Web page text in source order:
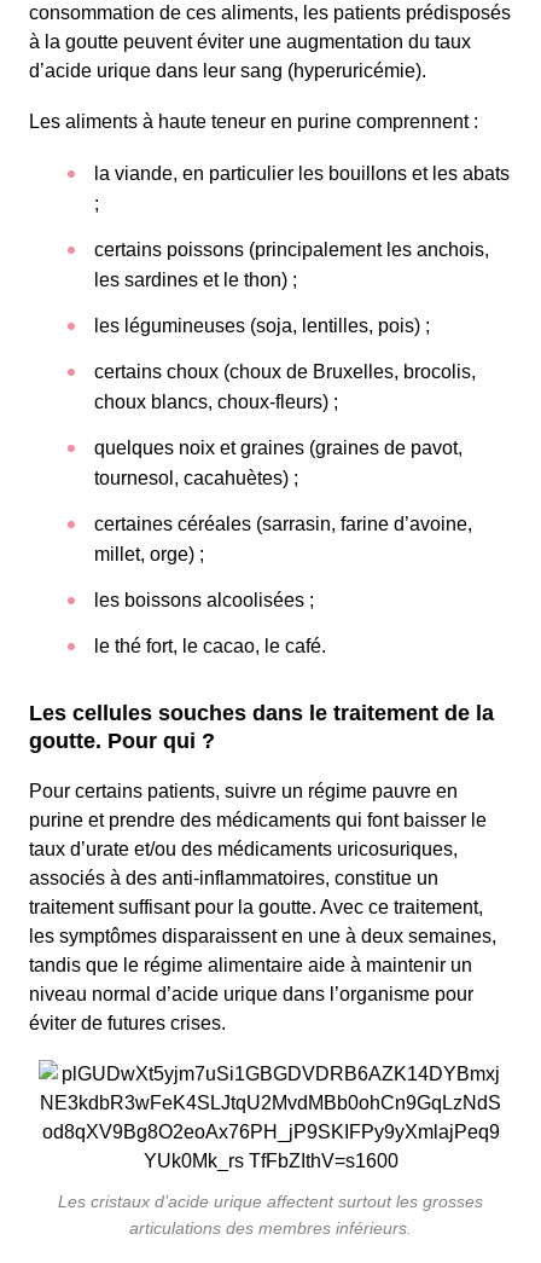
consommation de ces aliments, les patients prédisposés
à la goutte peuvent éviter une augmentation du taux
d’acide urique dans leur sang (hyperuricémie).
Les aliments à haute teneur en purine comprennent :
la viande, en particulier les bouillons et les abats
;
certains poissons (principalement les anchois,
les sardines et le thon) ;
les légumineuses (soja, lentilles, pois) ;
certains choux (choux de Bruxelles, brocolis,
choux blancs, choux-fleurs) ;
quelques noix et graines (graines de pavot,
tournesol, cacahuètes) ;
certaines céréales (sarrasin, farine d’avoine,
millet, orge) ;
les boissons alcoolisées ;
le thé fort, le cacao, le café.
Les cellules souches dans le traitement de la
goutte. Pour qui ?
Pour certains patients, suivre un régime pauvre en
purine et prendre des médicaments qui font baisser le
taux d’urate et/ou des médicaments uricosuriques,
associés à des anti-inflammatoires, constitue un
traitement suffisant pour la goutte. Avec ce traitement,
les symptômes disparaissent en une à deux semaines,
tandis que le régime alimentaire aide à maintenir un
niveau normal d’acide urique dans l’organisme pour
éviter de futures crises.
Les cristaux d’acide urique affectent surtout les grosses
articulations des membres inférieurs.